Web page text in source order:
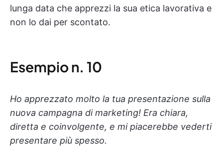
lunga data che apprezzi la sua etica lavorativa e
non lo dai per scontato.
Esempio n. 10
Ho apprezzato molto la tua presentazione sulla
nuova campagna di marketing! Era chiara,
diretta e coinvolgente, e mi piacerebbe vederti
presentare più spesso.